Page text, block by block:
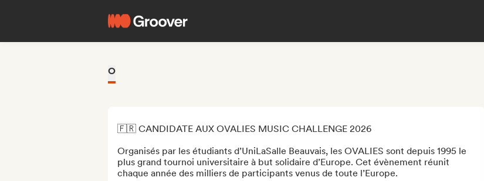
O
🇫🇷 CANDIDATE AUX OVALIES MUSIC CHALLENGE 2026
Organisés par les étudiants d’UniLaSalle Beauvais, les OVALIES sont depuis 1995 le
plus grand tournoi universitaire à but solidaire d’Europe. Cet évènement réunit
chaque année des milliers de participants venus de toute l’Europe.